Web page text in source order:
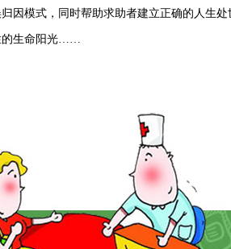
因模式，同时帮助求助者建立正确的人生处
的生命阳光……